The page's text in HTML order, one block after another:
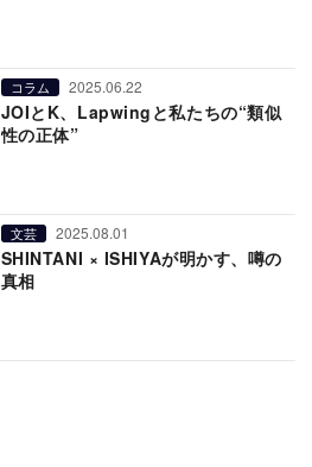
コラム 2025.06.22
JOIとK、Lapwingと私たちの“類似
性の正体”
文芸 2025.08.01
SHINTANI × ISHIYAが明かす、噂の
真相